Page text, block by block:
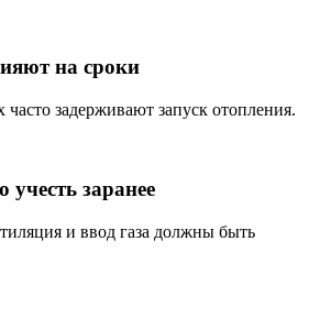
на сроки
задерживают запуск отопления.
заранее
и ввод газа должны быть